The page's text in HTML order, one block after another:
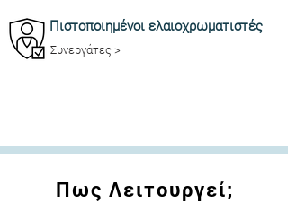
Πιστοποιημένοι ελαιοχρωματιστές
Συνεργάτες >
Πως Λειτουργεί;